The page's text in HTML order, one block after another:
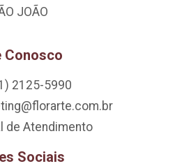
JOÃO
Conosco
2125-5990
de Atendimento
Sociais